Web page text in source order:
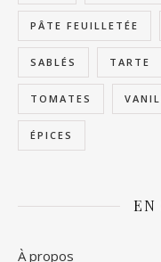
PÂTE FEUILLETÉE
SABLÉS TARTE
TOMATES
ÉPICES
EN
À propos